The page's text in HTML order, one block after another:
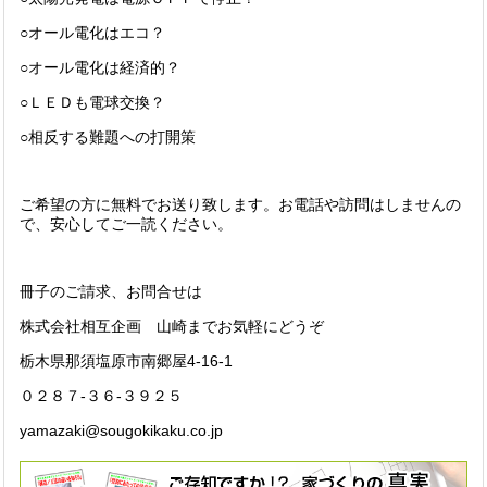
○オール電化はエコ？
○オール電化は経済的？
○ＬＥＤも電球交換？
○相反する難題への打開策
ご希望の方に無料でお送り致します。お電話や訪問はしませんの
で、安心してご一読ください。
冊子のご請求、お問合せは
株式会社相互企画 山崎までお気軽にどうぞ
栃木県那須塩原市南郷屋4-16-1
０２８７-３６-３９２５
yamazaki@sougokikaku.co.jp